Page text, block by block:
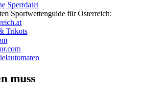
Sperrdatei
Sportwettenguide für Österreich:
Trikots
muss